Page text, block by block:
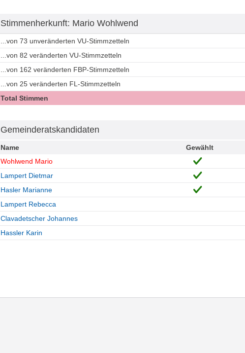
Stimmenherkunft: Mario Wohlwend
...von 73 unveränderten VU-Stimmzetteln
...von 82 veränderten VU-Stimmzetteln
...von 162 veränderten FBP-Stimmzetteln
...von 25 veränderten FL-Stimmzetteln
Total Stimmen
Gemeinderatskandidaten
Name Gewählt
Wohlwend Mario
Lampert Dietmar
Hasler Marianne
Lampert Rebecca
Clavadetscher Johannes
Hassler Karin